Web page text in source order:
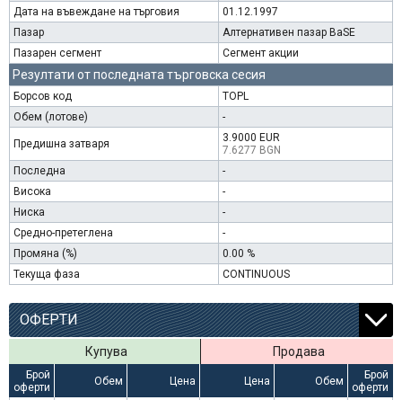
Дата на въвеждане на търговия
01.12.1997
Пазар
Алтернативен пазар BaSE
Пазарен сегмент
Сегмент акции
Резултати от последната търговска сесия
Борсов код
TOPL
Обем (лотове)
-
Предишна затваря
3.9000 EUR
7.6277 BGN
Последна
-
Висока
-
Ниска
-
Средно-претеглена
-
Промяна (%)
0.00 %
Текуща фаза
CONTINUOUS
ОФЕРТИ
Купува Продава
Брой
оферти
Обем Цена Цена Обем
Брой
оферти